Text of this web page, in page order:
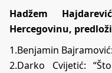
Hadžem
Hercegovinu,
1.Benjamin
2.Darko Cvijetić: